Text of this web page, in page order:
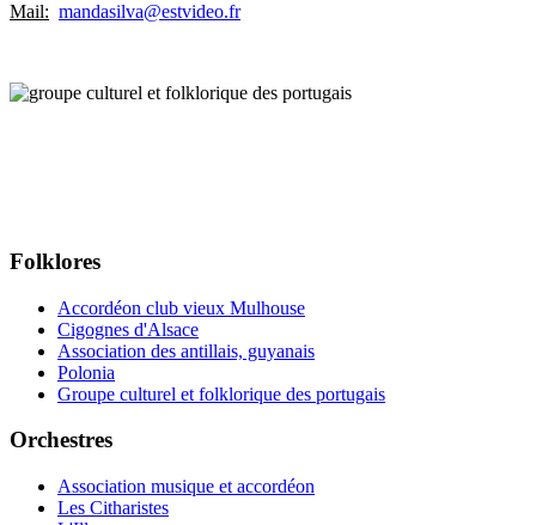
Mail: mandasilva@estvideo.fr
Folklores
Accordéon club vieux Mulhouse
Cigognes d'Alsace
Association des antillais, guyanais
Polonia
Groupe culturel et folklorique des portugais
Orchestres
Association musique et accordéon
Les Citharistes